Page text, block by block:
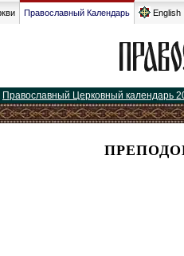
Православный Календарь English
Православный Церковный календарь